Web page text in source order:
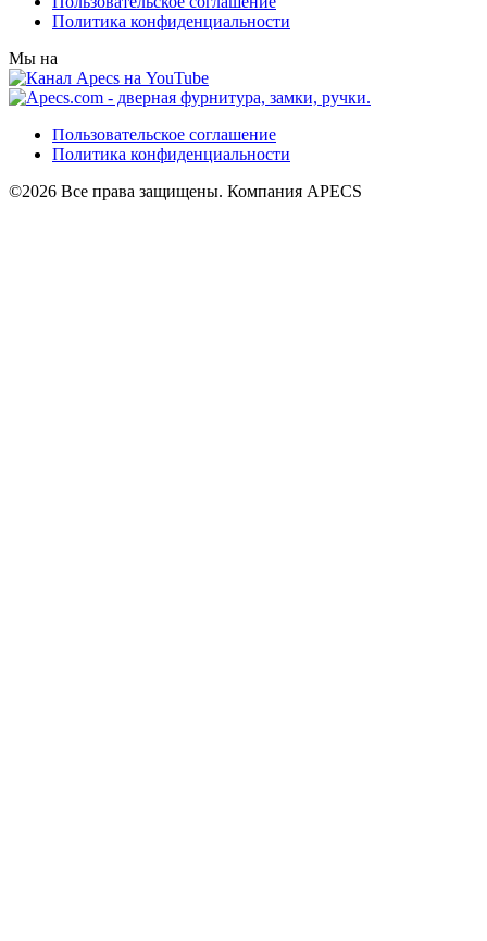
Политика конфиденциальности
Мы на
Пользовательское соглашение
Политика конфиденциальности
©2026 Все права защищены. Компания APECS